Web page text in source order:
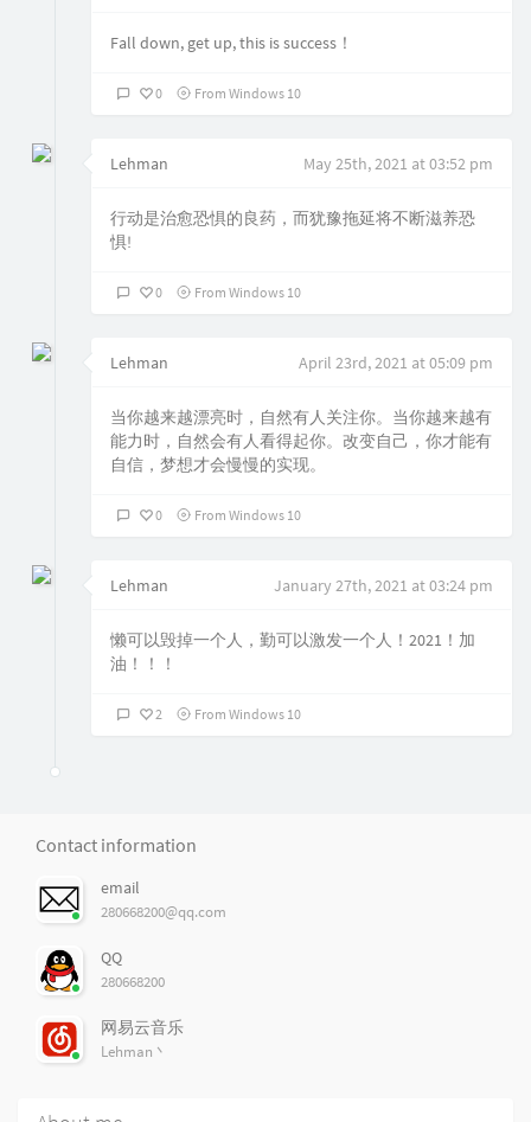
Fall down, get up, this is success！
0 From Windows 10
Lehman May 25th, 2021 at 03:52 pm
行动是治愈恐惧的良药，而犹豫拖延将不断滋养恐
惧!
0 From Windows 10
Lehman April 23rd, 2021 at 05:09 pm
当你越来越漂亮时，自然有人关注你。当你越来越有
能力时，自然会有人看得起你。改变自己，你才能有
自信，梦想才会慢慢的实现。
0 From Windows 10
Lehman January 27th, 2021 at 03:24 pm
懒可以毁掉一个人，勤可以激发一个人！2021！加
油！！！
2 From Windows 10
Contact information
email
280668200@qq.com
QQ
280668200
网易云音乐
Lehman丶